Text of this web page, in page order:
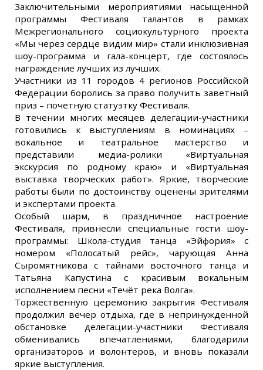
Заключительными мероприятиями насыщенной
программы Фестиваля талантов в рамках
Межрегионального социокультурного проекта
«Мы через сердце видим мир» стали инклюзивная
шоу-программа и гала-концерт, где состоялось
награждение лучших из лучших.
Участники из 11 городов 4 регионов Российской
Федерации боролись за право получить заветный
приз – почетную статуэтку Фестиваля.
В течении многих месяцев делегации-участники
готовились к выступлениям в номинациях –
вокальное и театральное мастерство и
представили медиа-ролики «Виртуальная
экскурсия по родному краю» и «Виртуальная
выставка творческих работ». Яркие, творческие
работы были по достоинству оценены зрителями
и экспертами проекта.
Особый шарм, в праздничное настроение
Фестиваля, привнесли специальные гости шоу-
программы: Школа-студия танца «Эйфория» с
номером «Полосатый рейс», чарующая Анна
Сыромятникова с тайнами восточного танца и
Татьяна Капустина с красивым вокальным
исполнением песни «Течёт река Волга».
Торжественную церемонию закрытия Фестиваля
продолжил вечер отдыха, где в непринужденной
обстановке делегации-участники Фестиваля
обменивались впечатлениями, благодарили
организаторов и волонтеров, и вновь показали
яркие выступления.